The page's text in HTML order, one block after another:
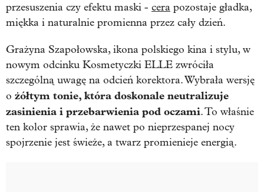
przesuszenia czy efektu maski - cera pozostaje gładka,
miękka i naturalnie promienna przez cały dzień.
Grażyna Szapołowska, ikona polskiego kina i stylu, w
nowym odcinku Kosmetyczki ELLE zwróciła
szczególną uwagę na odcień korektora. Wybrała wersję
o żółtym tonie, która doskonale neutralizuje
zasinienia i przebarwienia pod oczami. To właśnie
ten kolor sprawia, że nawet po nieprzespanej nocy
spojrzenie jest świeże, a twarz promienieje energią.